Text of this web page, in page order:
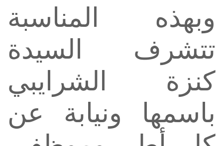
وبهذه المناسبة
تتشرف السيدة
كنزة الشرايبي
باسمها ونيابة عن